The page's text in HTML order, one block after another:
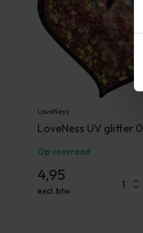
LoveNess
LoveNess UV glitter
Op voorraad
4,95
excl. btw